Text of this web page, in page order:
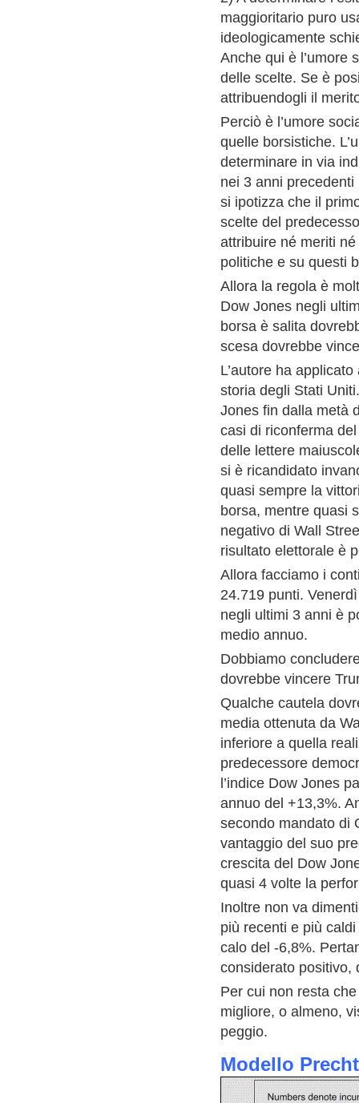
maggioritario puro
ideologicamente
Anche qui è l’umore
delle scelte. Se è
attribuendogli il
Perciò è l’umore
quelle borsistiche.
determinare in via
nei 3 anni
si ipotizza che il
scelte del
attribuire né meriti
politiche e su questi
Allora la regola è
Dow Jones negli
borsa è salita
scesa dovrebbe
L’autore ha
storia degli Stati
Jones fin dalla metà
casi di riconferma
delle lettere
si è ricandidato
quasi sempre la
borsa, mentre quasi
negativo di Wall
risultato elettorale è
Allora facciamo i
24.719 punti.
negli ultimi 3 anni è
medio annuo.
Dobbiamo
dovrebbe vincere
Qualche cautela
media ottenuta da
inferiore a quella
predecessore
l’indice Dow Jones
annuo del +13,3%.
secondo mandato di
vantaggio del suo
crescita del Dow
quasi 4 volte la
Inoltre non va
più recenti e più
calo del -6,8%.
considerato positivo,
Per cui non resta
migliore, o almeno,
peggio.
Modello